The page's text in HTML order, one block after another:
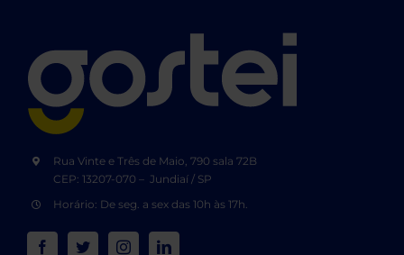
Rua Vinte e Três de Maio, 790 sala 72B
CEP: 13207-070 – Jundiaí / SP
Horário: De seg. a sex das 10h às 17h.